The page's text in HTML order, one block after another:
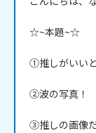
☆~本題~☆
①推しがいい
②波の写真！
③推しの画像